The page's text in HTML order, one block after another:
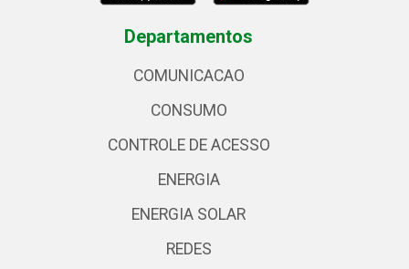
Departamentos
COMUNICACAO
CONSUMO
CONTROLE DE ACESSO
ENERGIA
ENERGIA SOLAR
REDES